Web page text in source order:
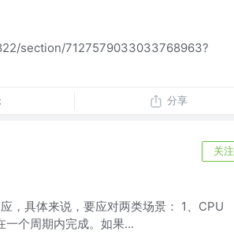
section/7127579033033768963?
分享
关注
，具体来说，要应对两类场景： 1、CPU
一个周期内完成。如果...